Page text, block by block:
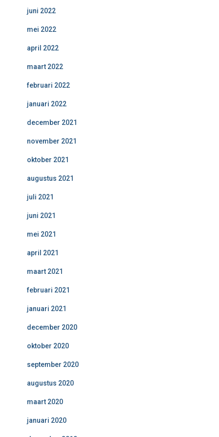
juni 2022
mei 2022
april 2022
maart 2022
februari 2022
januari 2022
december 2021
november 2021
oktober 2021
augustus 2021
juli 2021
juni 2021
mei 2021
april 2021
maart 2021
februari 2021
januari 2021
december 2020
oktober 2020
september 2020
augustus 2020
maart 2020
januari 2020